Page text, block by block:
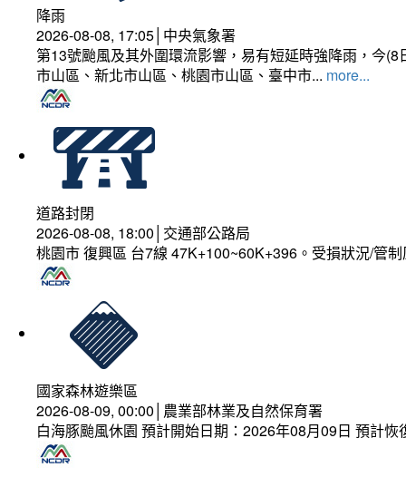
降雨
2026-08-08, 17:05│中央氣象署
第13號颱風及其外圍環流影響，易有短延時強降雨，今
市山區、新北市山區、桃園市山區、臺中市... more...
道路封閉
2026-08-08, 18:00│交通部公路局
桃園市 復興區 台7線 47K+100~60K+396。受損狀況/管
國家森林遊樂區
2026-08-09, 00:00│農業部林業及自然保育署
白海豚颱風休園 預計開始日期：2026年08月09日 預計